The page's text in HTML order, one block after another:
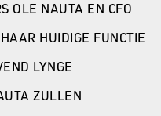
OLE NAUTA EN CFO
HUIDIGE FUNCTIE
LYNGE
ZULLEN